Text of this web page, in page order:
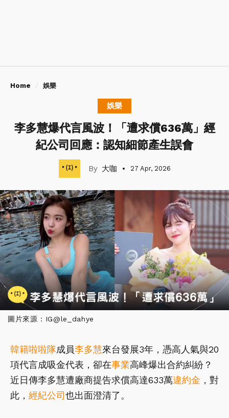
Home 娛樂
娛樂
李多慧爆代言風波！「遭求償636萬」經
紀公司回應：認知細節產生誤會
大咖 27 Apr, 2026
圖片來源：IG@le_dahye
韓籍啦啦隊成員李多慧來台發展3年，憑高人氣與20
項代言成吸金代表，卻在事業高峰爆出合約糾紛？
近日傳李多慧遭廠商提告求償高達633萬違約金 ，對
此， 經紀公司也出面澄清了。